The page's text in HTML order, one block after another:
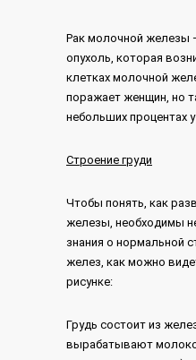
Рак молочной железы
опухоль, которая
клетках молочной
поражает женщин, но
небольших процентах
Строение груди
Чтобы понять, как
железы, необходимы
знания о нормальной
желез, как можно
рисунке:
Грудь состоит из
вырабатывают